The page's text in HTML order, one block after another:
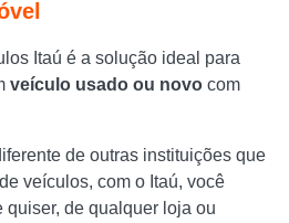
Itaú é a solução ideal para
veículo usado ou novo com
de outras instituições que
veículos, com o Itaú, você
de qualquer loja ou